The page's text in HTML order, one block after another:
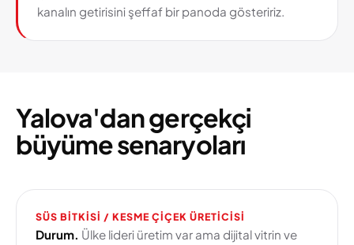
kanalın getirisini şeffaf bir panoda gösteririz.
Yalova'dan gerçekçi
büyüme senaryoları
SÜS BITKISI / KESME ÇIÇEK ÜRETICISI
Durum. Ülke lideri üretim var ama dijital vitrin ve